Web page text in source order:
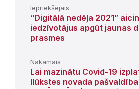
Iepriekšējais
“Digitālā nedēļa 2021”
iedzīvotājus apgūt jaunas
prasmes
Nākamais
Lai mazinātu Covid-19
Ilūkstes novada